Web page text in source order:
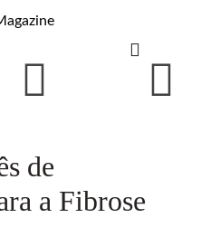
de
a Fibrose